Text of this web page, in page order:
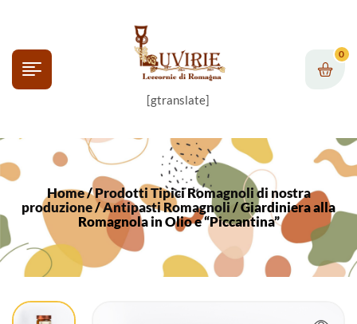
[gtranslate]
0
Home/Prodotti Tipici Romagnoli di nostra
produzione/Antipasti Romagnoli/ Giardiniera alla
Romagnola in Olio e “Piccantina”